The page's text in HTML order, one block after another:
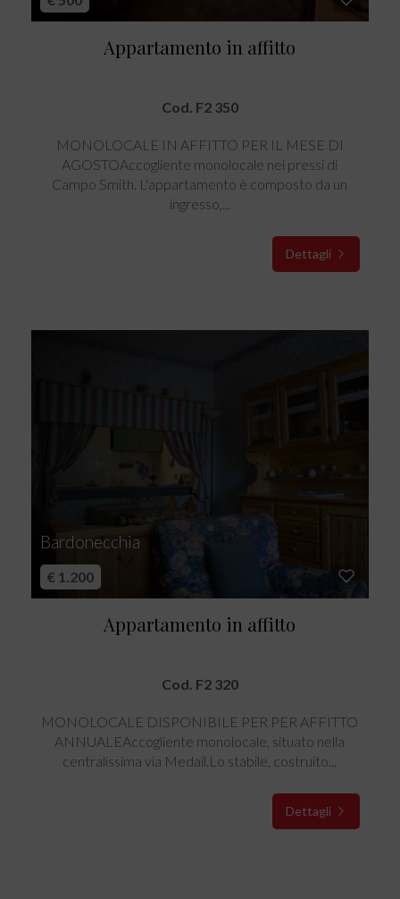
Appartamento in affitto
Cod. F2 350
MONOLOCALE IN AFFITTO PER IL MESE DI
AGOSTOAccogliente monolocale nei pressi di
Campo Smith. L'appartamento è composto da un
ingresso,...
Dettagli
Bardonecchia
€ 1.200
Appartamento in affitto
Cod. F2 320
MONOLOCALE DISPONIBILE PER PER AFFITTO
ANNUALEAccogliente monolocale, situato nella
centralissima via Medail.Lo stabile, costruito...
Dettagli